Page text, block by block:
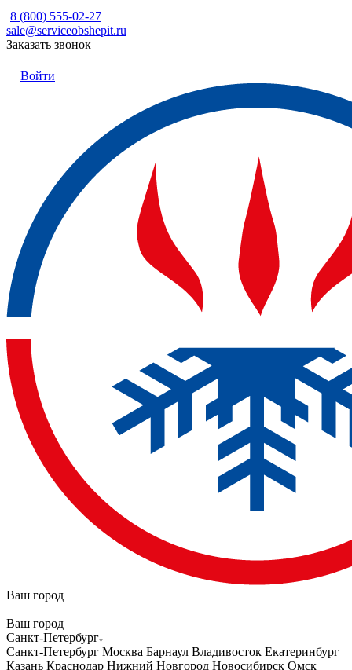
8 (800) 555-02-27
sale@serviceobshepit.ru
Заказать звонок
Войти
Ваш город
Ваш город
Санкт-Петербург
Санкт-Петербург Москва Барнаул Владивосток Екатеринбург
Казань Краснодар Нижний Новгород Новосибирск Омск